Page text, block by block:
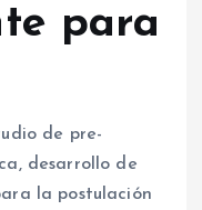
para
de pre-
desarrollo de
la postulación